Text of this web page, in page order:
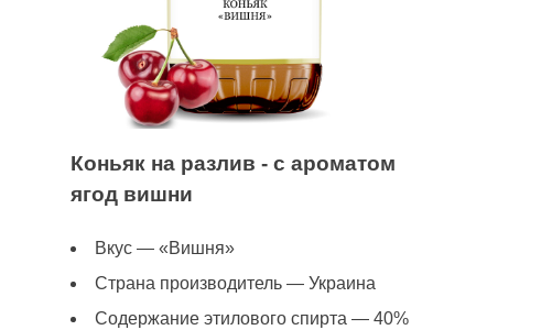
Коньяк на разлив - с ароматом
ягод вишни
Вкус — «Вишня»
Страна производитель — Украина
Содержание этилового спирта — 40%